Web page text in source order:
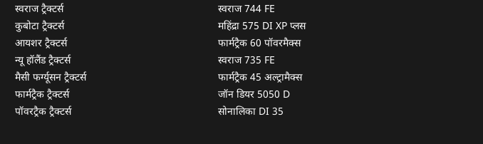
स्वराज ट्रैक्टर्स
कुबोटा ट्रैक्टर्स
आयशर ट्रैक्टर्स
न्यू हॉलैंड ट्रैक्टर्स
मैसी फर्ग्यूसन ट्रैक्टर्स
फार्मट्रैक ट्रैक्टर्स
पॉवरट्रैक ट्रैक्टर्स
स्वराज 744 FE
महिंद्रा 575 DI XP प्लस
फार्मट्रैक 60 पॉवरमैक्स
स्वराज 735 FE
फार्मट्रैक 45 अल्ट्रामैक्स
जॉन डियर 5050 D
सोनालिका DI 35